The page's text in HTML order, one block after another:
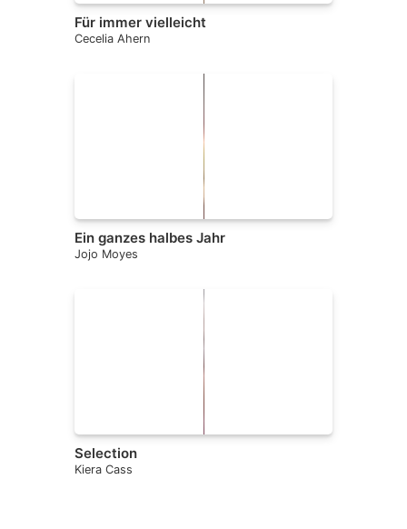
Für immer vielleicht
Cecelia Ahern
Ein ganzes halbes Jahr
Jojo Moyes
Selection
Kiera Cass